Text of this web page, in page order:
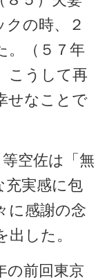
の時、２
。（５７年
こうして再
せなことで
空佐は「無
充実感に包
に感謝の念
した。
前回東京